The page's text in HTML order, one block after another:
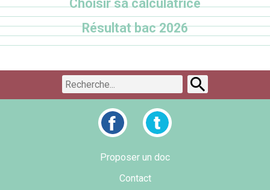
Choisir sa calculatrice
Résultat bac 2026
Proposer un doc
Contact